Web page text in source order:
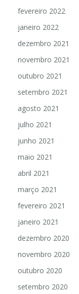
fevereiro 2022
janeiro 2022
dezembro 2021
novembro 2021
outubro 2021
setembro 2021
agosto 2021
julho 2021
junho 2021
maio 2021
abril 2021
março 2021
fevereiro 2021
janeiro 2021
dezembro 2020
novembro 2020
outubro 2020
setembro 2020